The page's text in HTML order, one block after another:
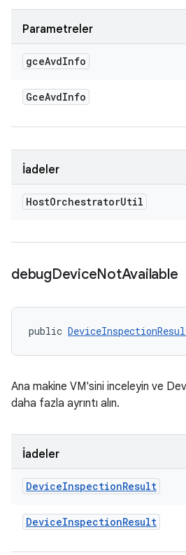
Parametreler
gceAvdInfo
GceAvdInfo
İadeler
HostOrchestratorUtil
debugDeviceNotAvailable
public
Ana makine VM'sini inceleyin ve
daha fazla ayrıntı alın.
İadeler
DeviceInspectionResult
DeviceInspectionResult